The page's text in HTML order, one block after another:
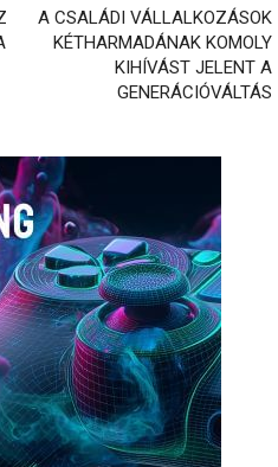
A CSALÁDI VÁLLALKOZÁSOK
KÉTHARMADÁNAK KOMOLY
KIHÍVÁST JELENT A
GENERÁCIÓVÁLTÁS